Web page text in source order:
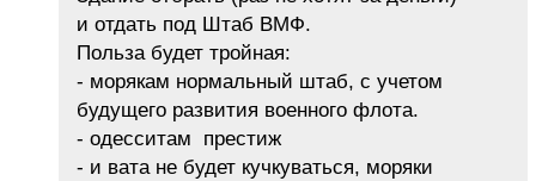
и отдать под Штаб ВМФ.
Польза будет тройная:
- морякам нормальный штаб, с учетом
будущего развития военного флота.
- одесситам престиж
- и вата не будет кучкуваться, моряки